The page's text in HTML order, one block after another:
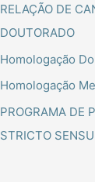
o
r
:
RELAÇÃO DE
DOUTORADO
Homologação
Homologação
PROGRAMA DE
STRICTO SENSU